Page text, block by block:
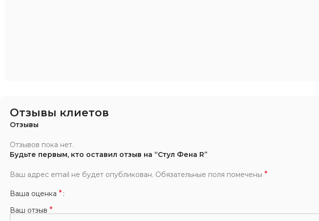
Отзывы клиетов
Отзывы
Отзывов пока нет.
Будьте первым, кто оставил отзыв на “Стул Фена R”
Ваш адрес email не будет опубликован. Обязательные поля помечены *
Ваша оценка *
Ваш отзыв *